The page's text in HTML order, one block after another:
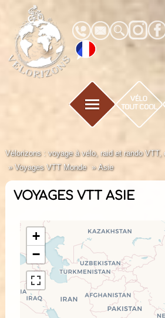
Vélorizons : voyage à vélo, raid et rando VTT,
Voyages VTT Monde
Asie
VOYAGES VTT ASIE
+
−